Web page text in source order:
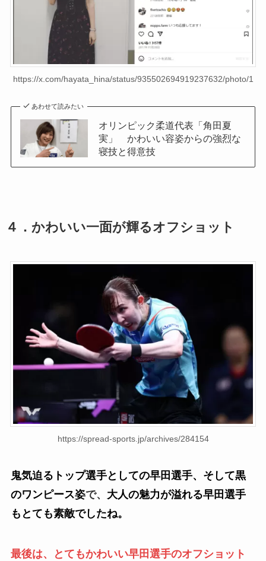
https://x.com/hayata_hina/status/935502694919237632/photo/1
あわせて読みたい
オリンピック柔道代表「角田夏
実」 かわいい容姿からの強烈な
寝技と得意技
４． かわいい一面が輝るオフショット
https://spread-sports.jp/archives/284154
鬼気迫るトップ選手としての早田選手、そして黒
のワンピース姿で、 大人の魅力が溢れる早田選手
もとても素敵でしたね。
最後は、とてもかわいい早田選手のオフショット